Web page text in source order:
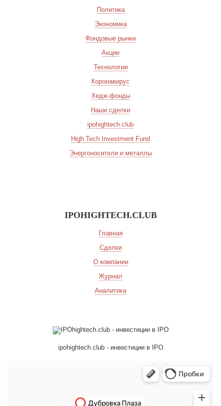
ipohightech.club - инвестиции в IPO
IPOHIGHTECH.CLUB
Главная
Сделки
О компании
Журнал
Аналитика
Политика
Экономика
Фондовые рынки
Акции
Технологии
Коронавирус
Хедж-фонды
Наши сделки
ipohightech.club
High Tech Investment Fund
Энергоносители и металлы